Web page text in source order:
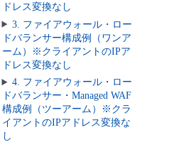
ドレス変換なし
3. ファイアウォール・ロー
ドバランサー構成例（ワンア
ーム）※クライアントのIPア
ドレス変換なし
4. ファイアウォール・ロー
ドバランサー・Managed WAF
構成例（ツーアーム）※クラ
イアントのIPアドレス変換な
し